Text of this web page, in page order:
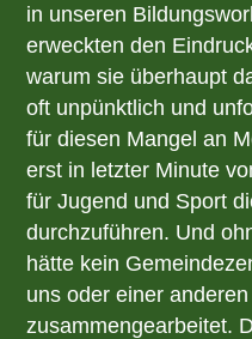
in unseren
erweckten den
warum sie überhaupt
oft unpünktlich und
für diesen Mangel an
erst in letzter Minute
für Jugend und Sport
durchzuführen. Und
hätte kein
uns oder einer
zusammengearbeitet.